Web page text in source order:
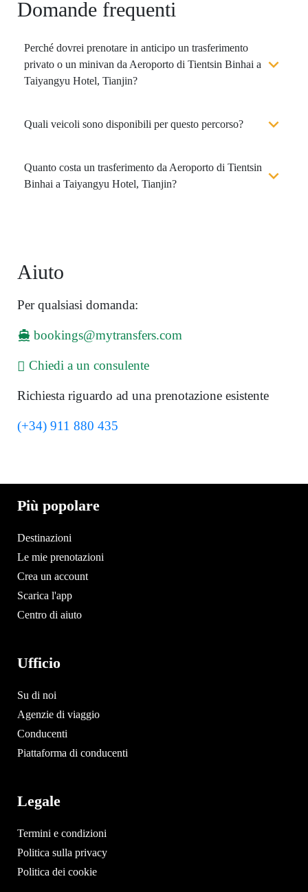
Domande frequenti
Perché dovrei prenotare in anticipo un trasferimento
privato o un minivan da Aeroporto di Tientsin Binhai a
Taiyangyu Hotel, Tianjin?
Quali veicoli sono disponibili per questo percorso?
Quanto costa un trasferimento da Aeroporto di Tientsin
Binhai a Taiyangyu Hotel, Tianjin?
Aiuto
Per qualsiasi domanda:
bookings@mytransfers.com
Chiedi a un consulente
Richiesta riguardo ad una prenotazione esistente
(+34) 911 880 435
Più popolare
Destinazioni
Le mie prenotazioni
Crea un account
Scarica l'app
Centro di aiuto
Ufficio
Su di noi
Agenzie di viaggio
Conducenti
Piattaforma di conducenti
Legale
Termini e condizioni
Politica sulla privacy
Politica dei cookie